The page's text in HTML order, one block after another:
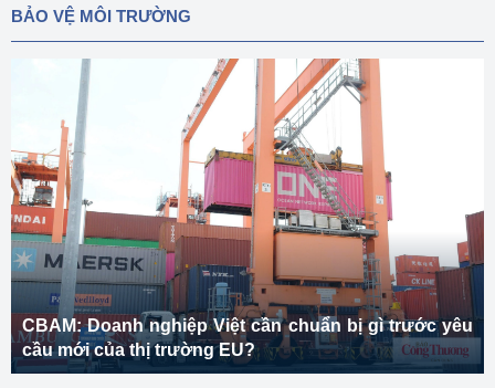
BẢO VỆ MÔI TRƯỜNG
CBAM: Doanh nghiệp Việt cần chuẩn bị gì trước yêu
cầu mới của thị trường EU?